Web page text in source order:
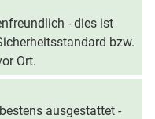
- dies ist
bzw.
Ort.
ausgestattet -